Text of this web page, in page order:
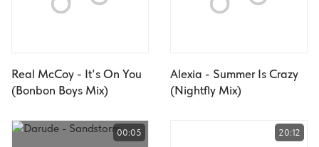
Real McCoy - It's On You
(Bonbon Boys Mix)
Alexia - Summer Is Crazy
(Nightfly Mix)
00:05 20:12